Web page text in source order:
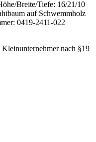
Breite/Tiefe: 16/21/10
auf Schwemmholz
0419-2411-022
nach §19